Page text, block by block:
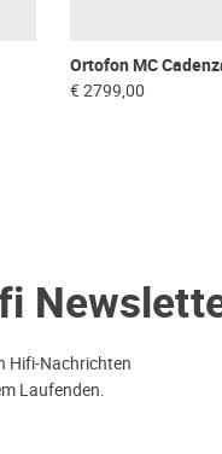
Ortofon MC
€ 2799,00
Hifi-Nachrichten
Laufenden.